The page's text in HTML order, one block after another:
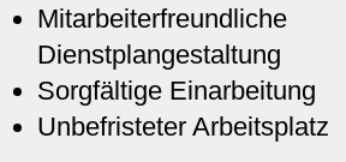
Mitarbeiterfreundliche
Dienstplangestaltung
Sorgfältige Einarbeitung
Unbefristeter Arbeitsplatz